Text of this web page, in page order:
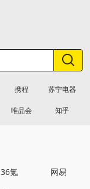
携程 苏宁电器
唯品会 知乎
36氪 网易